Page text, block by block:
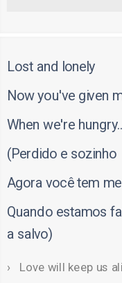
Lost and lonely
Now you've given
When we're
(Perdido e sozinho
Agora você tem
Quando estamos
a salvo)
Love will keep us